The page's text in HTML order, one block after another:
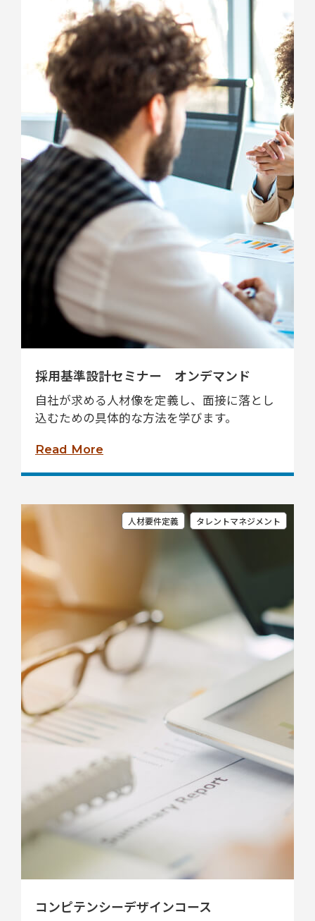
採用基準設計セミナー オンデマンド
自社が求める人材像を定義し、面接に落とし
込むための具体的な方法を学びます。
Read More
コンピテンシーデザインコース
人材要件定義 タレントマネジメント